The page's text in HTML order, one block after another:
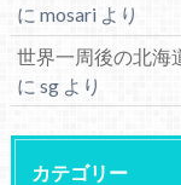
に mosariより
世界一周後の北
に sgより
カテゴリー